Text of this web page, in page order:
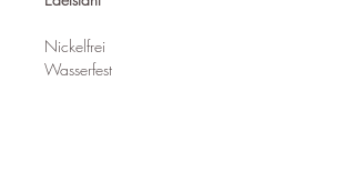
Nickelfrei
Wasserfest